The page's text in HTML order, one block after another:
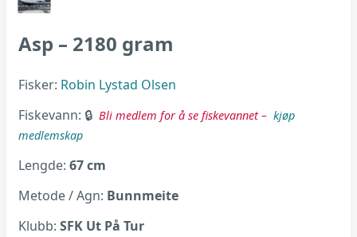
Asp – 2180 gram
Fisker: Robin Lystad Olsen
Fiskevann:
Bli medlem for å se fiskevannet – kjøp
medlemskap
Lengde: 67 cm
Metode / Agn: Bunnmeite
Klubb: SFK Ut På Tur